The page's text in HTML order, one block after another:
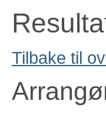
Tilbake til